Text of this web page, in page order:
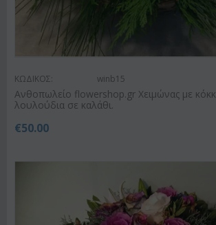
ΚΩΔΙΚΟΣ: winb15
Ανθοπωλείο flowershop.gr Χειμώνας με
λουλούδια σε καλάθι.
€50.00